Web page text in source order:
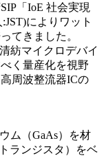
「IoE 社会実現
によりワット
てきました。
紡マイクロデバイ
く量産化を視野
周波整流器ICの
ム（GaAs）を材
ランジスタ）をベ